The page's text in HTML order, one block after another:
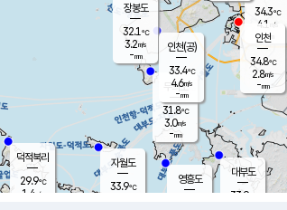
무의도
31.8℃
3.0m/s
-mm
영흥도
자월도
33.9℃
장봉도
32.1℃
3.2m/s
-mm
대부도
33.9
34.3℃
4.1 m/s
-mm
덕적북리
29.9℃
1.4 m/s
인천(공)
33.4℃
4.6m/s
-mm
인천
34.8℃
2.8m/s
-mm